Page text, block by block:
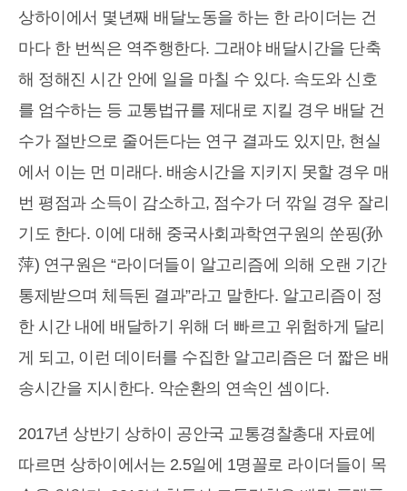
상하이에서 몇년째 배달노동을 하는 한 라이더는 건
마다 한 번씩은 역주행한다. 그래야 배달시간을 단축
해 정해진 시간 안에 일을 마칠 수 있다. 속도와 신호
를 엄수하는 등 교통법규를 제대로 지킬 경우 배달 건
수가 절반으로 줄어든다는 연구 결과도 있지만, 현실
에서 이는 먼 미래다. 배송시간을 지키지 못할 경우 매
번 평점과 소득이 감소하고, 점수가 더 깎일 경우 잘리
기도 한다. 이에 대해 중국사회과학연구원의 쑨핑(孙
萍) 연구원은 “라이더들이 알고리즘에 의해 오랜 기간
통제받으며 체득된 결과”라고 말한다. 알고리즘이 정
한 시간 내에 배달하기 위해 더 빠르고 위험하게 달리
게 되고, 이런 데이터를 수집한 알고리즘은 더 짧은 배
송시간을 지시한다. 악순환의 연속인 셈이다.
2017년 상반기 상하이 공안국 교통경찰총대 자료에
따르면 상하이에서는 2.5일에 1명꼴로 라이더들이 목